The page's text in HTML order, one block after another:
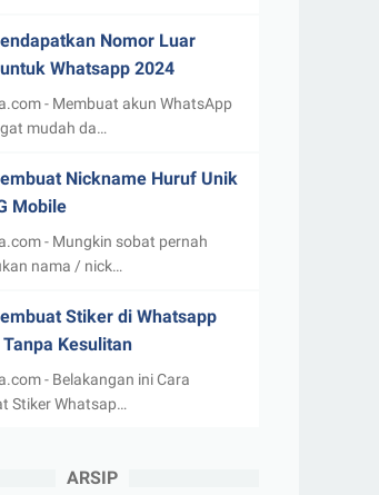
Nomor Luar
Whatsapp 2024
- Membuat akun WhatsApp
mudah da…
Nickname Huruf Unik
Mobile
- Mungkin sobat pernah
nama / nick…
Stiker di Whatsapp
Kesulitan
- Belakangan ini Cara
Stiker Whatsap…
ARSIP